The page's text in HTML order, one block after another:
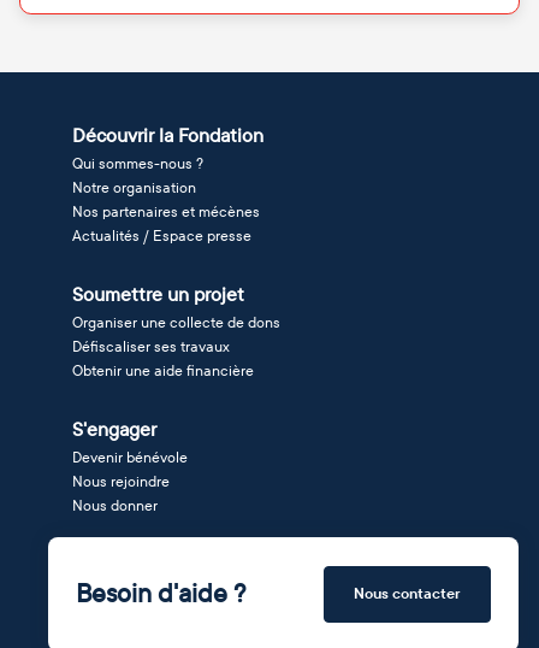
Découvrir la Fondation
Qui sommes-nous ?
Notre organisation
Nos partenaires et mécènes
Actualités / Espace presse
Soumettre un projet
Organiser une collecte de dons
Défiscaliser ses travaux
Obtenir une aide financière
S'engager
Devenir bénévole
Nous rejoindre
Nous donner
Besoin d'aide ? Nous contacter